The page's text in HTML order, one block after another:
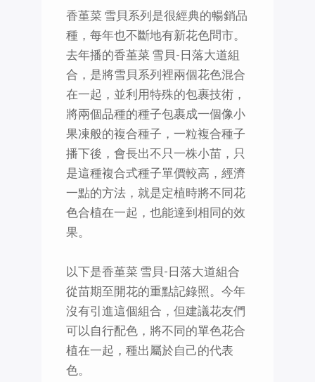
香堇菜 雪貝系列是很經典的暢銷品
種，每年也不斷地有新花色問市。
去年播的香堇菜 雪貝-日落大道組
合，是將雪貝系列裡兩個花色混合
在一起，並利用特殊的包裹技術，
將兩個品種的種子包裹成一個像小
果凍般的複合種子，一粒複合種子
播下後，會長出不只一株小苗，只
是這種複合式種子單價較高，經濟
一點的方法，就是定植時將不同花
色合植在一起，也能達到相同的效
果。
以下是香堇菜 雪貝-日落大道組合
從苗期至開花的重點記錄照。今年
沒有引進這個組合，但建議花友們
可以自行配色，將不同的單色花合
植在一起，種出屬於自己的代表
色。